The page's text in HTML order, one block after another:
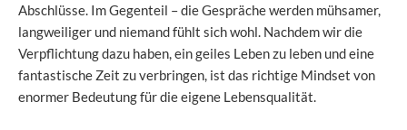
Abschlüsse. Im Gegenteil – die Gespräche werden mühsamer,
langweiliger und niemand fühlt sich wohl. Nachdem wir die
Verpflichtung dazu haben, ein geiles Leben zu leben und eine
fantastische Zeit zu verbringen, ist das richtige Mindset von
enormer Bedeutung für die eigene Lebensqualität.